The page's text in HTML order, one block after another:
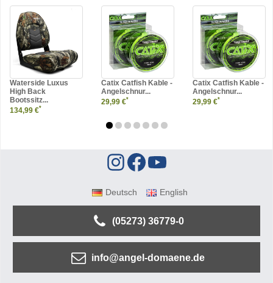
Waterside Luxus
High Back
Bootssitz...
134,99 €*
Catix Catfish Kable -
Angelschnur...
29,99 €*
Catix Catfish Kable -
Angelschnur...
29,99 €*
Deutsch English
(05273) 36779-0
info@angel-domaene.de